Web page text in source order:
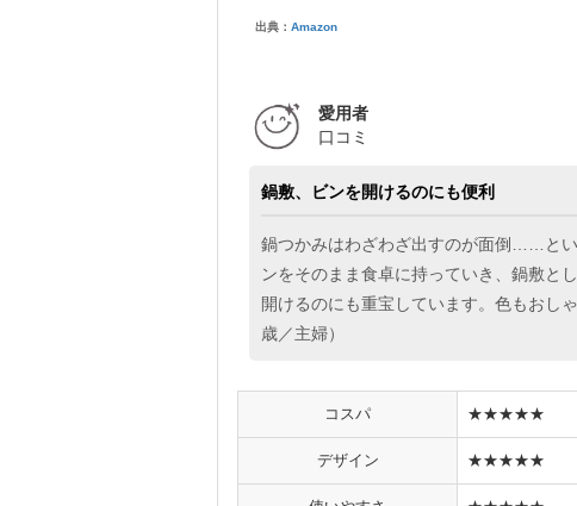
出典： Amazon
愛用者
口コミ
鍋敷、ビンを開けるのにも便利
鍋つかみはわざわざ出すのが面倒……と
ンをそのまま食卓に持っていき、鍋敷と
開けるのにも重宝しています。色もおし
歳／主婦）
コスパ ★★★★★
デザイン ★★★★★